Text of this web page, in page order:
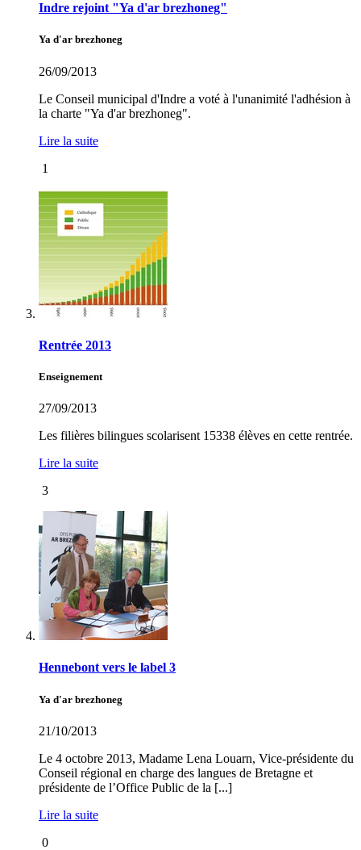
Indre rejoint "Ya d'ar brezhoneg"
Ya d'ar brezhoneg
26/09/2013
Le Conseil municipal d'Indre a voté à l'unanimité l'adhésion à
la charte "Ya d'ar brezhoneg".
Lire la suite
1
Rentrée 2013
Enseignement
27/09/2013
Les filières bilingues scolarisent 15338 élèves en cette rentrée.
Lire la suite
3
Hennebont vers le label 3
Ya d'ar brezhoneg
21/10/2013
Le 4 octobre 2013, Madame Lena Louarn, Vice-présidente du
Conseil régional en charge des langues de Bretagne et
présidente de l’Office Public de la [...]
Lire la suite
0